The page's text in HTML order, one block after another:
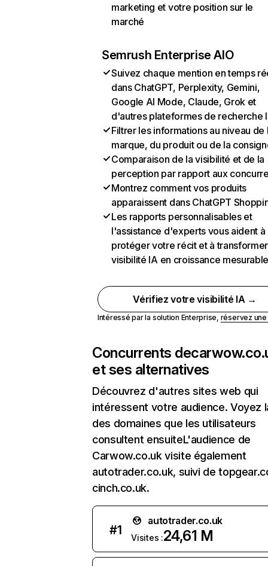
marketing et votre position sur le
marché
Semrush Enterprise AIO
Suivez chaque mention en temps
dans ChatGPT, Perplexity, Gemini,
Google AI Mode, Claude, Grok et
d'autres plateformes de recherche
Filtrer les informations au niveau de
marque, du produit ou de la
Comparaison de la visibilité et de la
perception par rapport aux
Montrez comment vos produits
apparaissent dans ChatGPT
Les rapports personnalisables et
l'assistance d'experts vous aident à
protéger votre récit et à
visibilité IA en croissance
Vérifiez votre visibilité IA →
Intéressé par la solution Enterprise, réservez
Concurrents de
et ses alternatives
Découvrez d'autres sites web qui
intéressent votre audience. Voyez
des domaines que les utilisateurs
consultent ensuiteL'audience de
Carwow.co.uk visite également
autotrader.co.uk, suivi de
cinch.co.uk.
#1
autotrader.co.uk
Visites :24,61 M